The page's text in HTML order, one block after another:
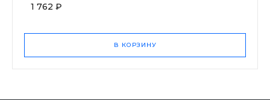
1 762 ₽
В КОРЗИНУ